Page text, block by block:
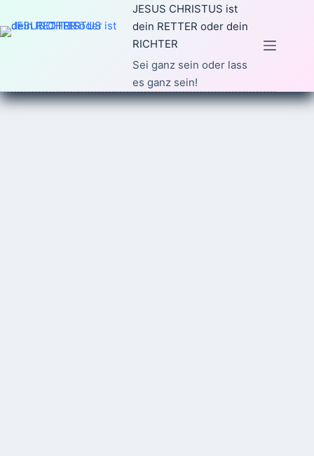
Inhalt
JESUS CHRISTUS ist
dein RETTER oder dein
RICHTER
Sei ganz sein oder lass
es ganz sein!